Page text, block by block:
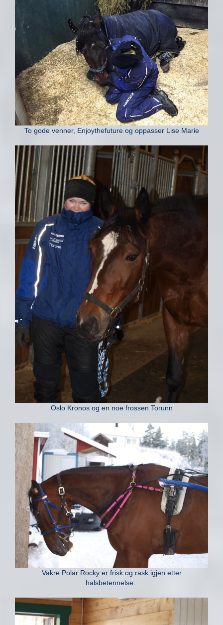
To gode venner, Enjoythefuture og oppasser Lise Marie
Oslo Kronos og en noe frossen Torunn
Vakre Polar Rocky er frisk og rask igjen etter
halsbetennelse.